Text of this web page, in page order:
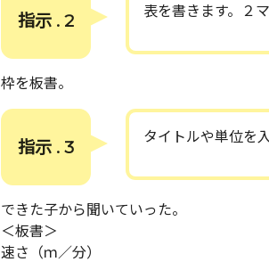
指示 . 2 表を書きます。２
枠を板書。
指示 . 3 タイトルや単位を
できた子から聞いていった。
＜板書＞
速さ（ｍ／分）